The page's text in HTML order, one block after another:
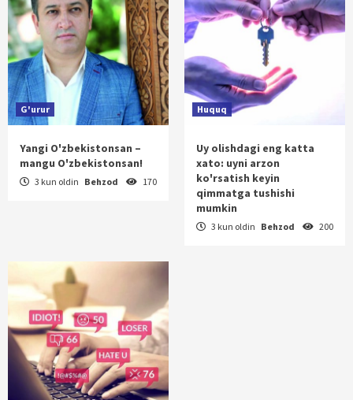
G'urur
Yangi O'zbekistonsan –
mangu O'zbekistonsan!
3 kun oldin Behzod 170
Huquq
Uy olishdagi eng katta
xato: uyni arzon
ko'rsatish keyin
qimmatga tushishi
mumkin
3 kun oldin Behzod 200